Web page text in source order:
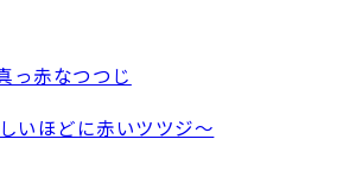
っ赤なつつじ
いほどに赤いツツジ～